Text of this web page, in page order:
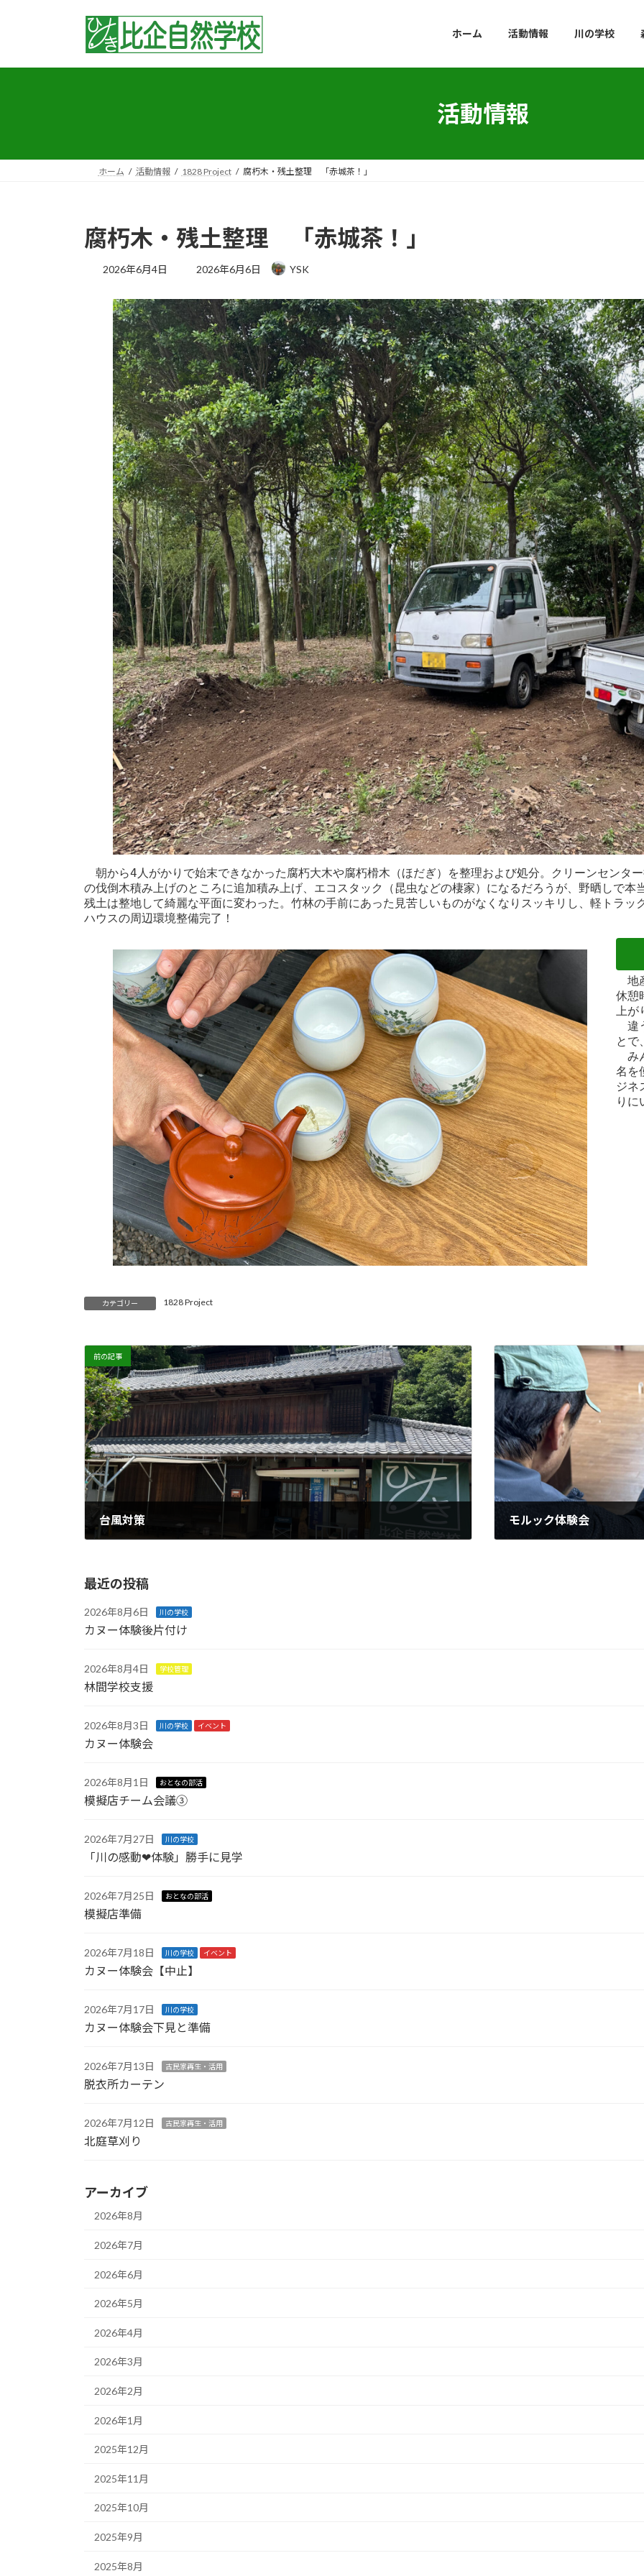
プ
動
ホーム 活動情報 川の学校
活動情報
ホーム 活動情報 1828 Project 腐朽木・残土整理 「赤城茶！」
腐朽木・残土整理 「赤城茶！」
2026年6月4日
最
新
日
時
2026年6月6日 YSK
朝から4人がかりで始末できなかった腐朽大木や腐朽榾木（ほだぎ）を整理および処分。クリーンセンタ
の伐倒木積み上げのところに追加積み上げ、エコスタック（昆虫などの棲家）になるだろうが、野晒しで
残土は整地して綺麗な平面に変わった。竹林の手前にあった見苦しいものがなくなりスッキリし、軽トラ
ハウスの周辺環境整備完了！
地
休憩
上が
違
とで
み
名を
ジネ
りに
カテゴリー 1828 Project
前の記事
台風対策 モルック体験会
最近の投稿
2026年8月6日 川の学校
カヌー体験後片付け
2026年8月4日 学校管理
林間学校支援
2026年8月3日 川の学校 イベント
カヌー体験会
2026年8月1日 おとなの部活
模擬店チーム会議③
2026年7月27日 川の学校
「川の感動❤︎体験」勝手に見学
2026年7月25日 おとなの部活
模擬店準備
2026年7月18日 川の学校 イベント
カヌー体験会【中止】
2026年7月17日 川の学校
カヌー体験会下見と準備
2026年7月13日 古民家再生・活用
脱衣所カーテン
2026年7月12日 古民家再生・活用
北庭草刈り
アーカイブ
2026年8月
2026年7月
2026年6月
2026年5月
2026年4月
2026年3月
2026年2月
2026年1月
2025年12月
2025年11月
2025年10月
2025年9月
2025年8月